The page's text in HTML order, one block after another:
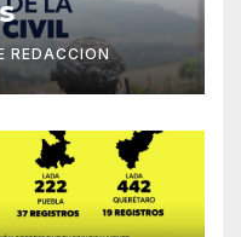
REDACCION